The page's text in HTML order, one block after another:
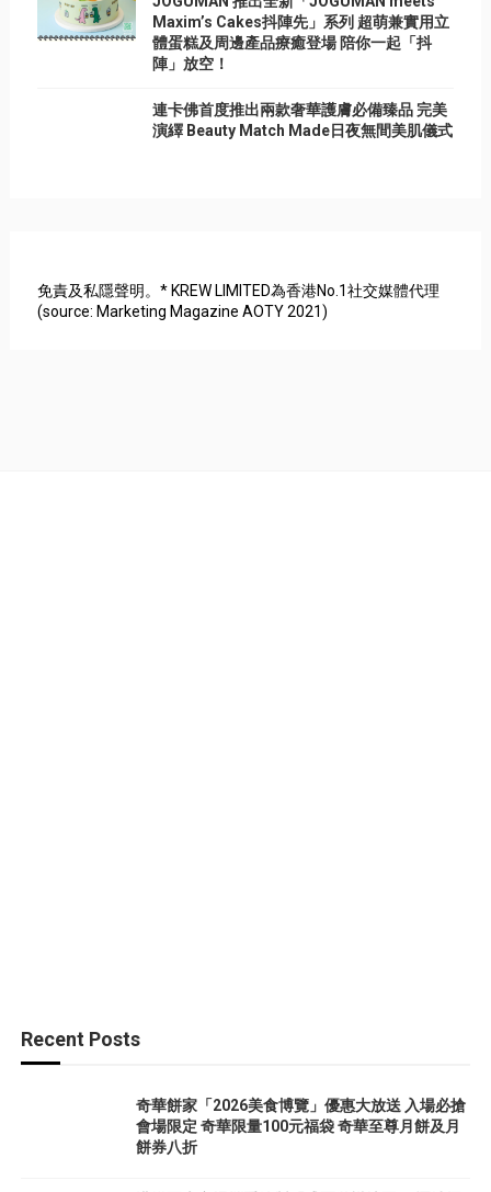
Maxim’s Cakes抖陣先」系列 超萌兼實用立
體蛋糕及周邊產品療癒登場 陪你一起「抖
陣」放空！
連卡佛首度推出兩款奢華護膚必備臻品 完美
演繹 Beauty Match Made日夜無間美肌儀式
免責及私隱聲明。* KREW LIMITED為香港No.1社交媒體代理
(source: Marketing Magazine AOTY 2021)
Recent Posts
奇華餅家「2026美食博覽」優惠大放送 入場必搶
會場限定 奇華限量100元福袋 奇華至尊月餅及月
餅券八折